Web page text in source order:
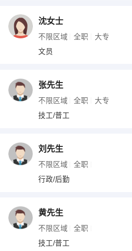
沈女士
不限区域 全职 大专
文员
张先生
不限区域 全职 大专
技工/普工
刘先生
不限区域 全职
行政/后勤
黄先生
不限区域 全职
技工/普工